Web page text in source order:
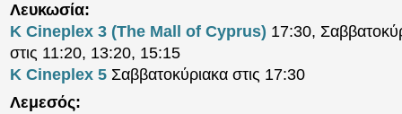
Λευκωσία:
K Cineplex 3 (The Mall of Cyprus) 17:30,
στις 11:20, 13:20, 15:15
K Cineplex 5 Σαββατοκύριακα στις 17:30
Λεμεσός: